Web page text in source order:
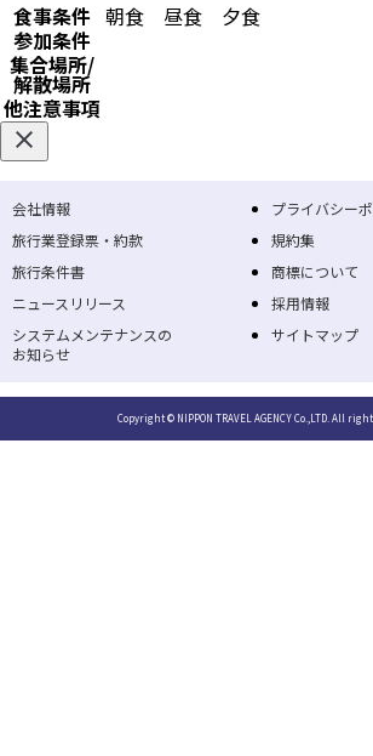
食事条件 朝食 昼食 夕食
参加条件
集合場所/
解散場所
他注意事項
会社情報
プライバシー
旅行業登録票・約款
規約集
旅行条件書
商標について
ニュースリリース
採用情報
システムメンテナンスの
お知らせ
サイトマップ
Copyright © NIPPON TRAVEL AGENCY Co.,LTD. All